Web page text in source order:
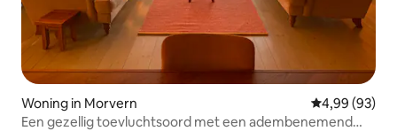
Woning in Morvern Gemiddelde
4,99 (93)
Een gezellig toevluchtsoord met een adembenemend